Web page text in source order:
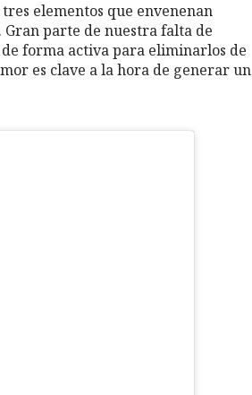
elementos que envenenan
parte de nuestra falta de
forma activa para eliminarlos de
es clave a la hora de generar un